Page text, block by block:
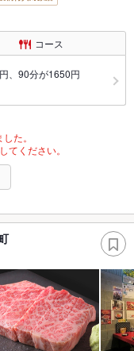
コース
、90分が1650円
た。
てください。